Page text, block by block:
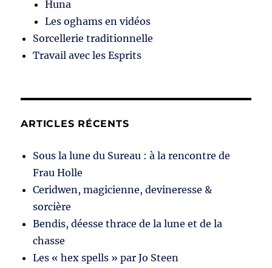
Huna
Les oghams en vidéos
Sorcellerie traditionnelle
Travail avec les Esprits
ARTICLES RÉCENTS
Sous la lune du Sureau : à la rencontre de
Frau Holle
Ceridwen, magicienne, devineresse &
sorcière
Bendis, déesse thrace de la lune et de la
chasse
Les « hex spells » par Jo Steen